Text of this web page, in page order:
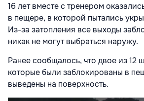
16 лет вместе с тренером
в пещере, в которой пытались
Из-за затопления все выходы
никак не могут выбраться наружу.
Ранее сообщалось, что двое из 12
которые были заблокированы в
выведены на поверхность.